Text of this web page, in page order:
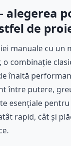
alegerea
de
manuale cu un
o combinație
înaltă
între putere,
esențiale
rapid, cât și